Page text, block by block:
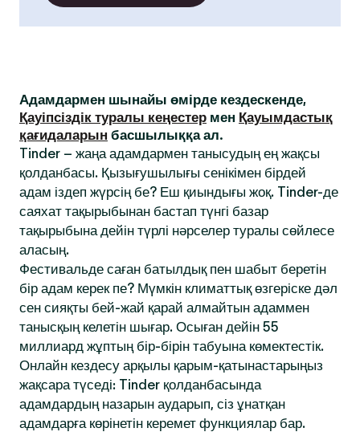
Адамдармен шынайы өмірде кездескенде,
Қауіпсіздік туралы кеңестер мен Қауымдастық
қағидаларын басшылыққа ал.
Tinder – жаңа адамдармен танысудың ең жақсы
қолданбасы. Қызығушылығы сенікімен бірдей
адам іздеп жүрсің бе? Еш қиындығы жоқ. Tinder-де
саяхат тақырыбынан бастап түнгі базар
тақырыбына дейін түрлі нәрселер туралы сөйлесе
аласың.
Фестивальде саған батылдық пен шабыт беретін
бір адам керек пе? Мүмкін климаттық өзгеріске дәл
сен сияқты бей-жай қарай алмайтын адаммен
танысқың келетін шығар. Осыған дейін 55
миллиард жұптың бір-бірін табуына көмектестік.
Онлайн кездесу арқылы қарым-қатынастарыңыз
жақсара түседі: Tinder қолданбасында
адамдардың назарын аударып, сіз ұнатқан
адамдарға көрінетін керемет функциялар бар.